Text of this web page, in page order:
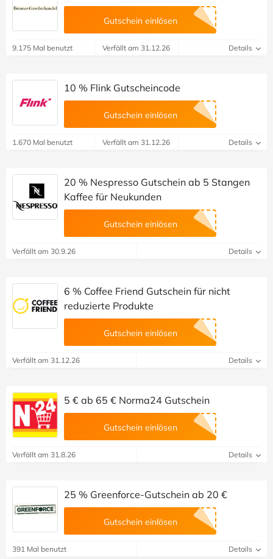
Gutschein einlösen
9.175 Mal benutzt Verfällt am 31.12.26 Details
10 % Flink Gutscheincode
Gutschein einlösen
1.670 Mal benutzt Verfällt am 31.12.26 Details
20 % Nespresso Gutschein ab 5 Stangen
Kaffee für Neukunden
Gutschein einlösen
Verfällt am 30.9.26 Details
6 % Coffee Friend Gutschein für nicht
reduzierte Produkte
Gutschein einlösen
Verfällt am 31.12.26 Details
5 € ab 65 € Norma24 Gutschein
Gutschein einlösen
Verfällt am 31.8.26 Details
25 % Greenforce-Gutschein ab 20 €
Gutschein einlösen
391 Mal benutzt Details